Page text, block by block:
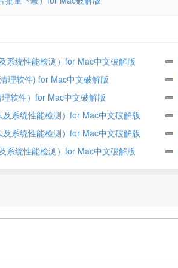
系统性能检测）for Mac中文破解版
理软件) for Mac中文破解版
软件）for Mac中文破解版
系统性能检测）for Mac中文破解版
系统性能检测）for Mac中文破解版
系统性能检测）for Mac中文破解版